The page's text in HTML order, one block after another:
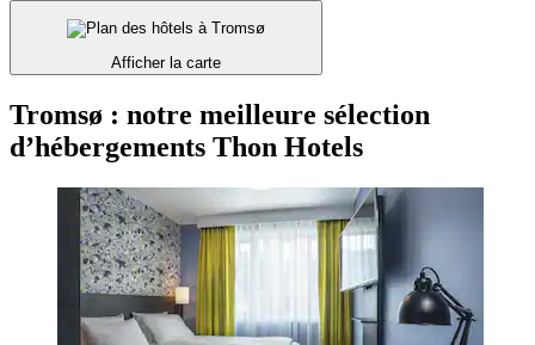
Afficher la carte
Tromsø : notre meilleure sélection
d’hébergements Thon Hotels